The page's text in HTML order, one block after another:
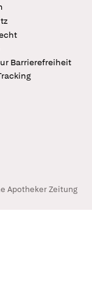
Barrierefreiheit
Apotheker Zeitung